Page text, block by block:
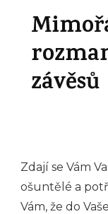
závěsů
Zdají se Vám
ošuntělé a
Vám, že do